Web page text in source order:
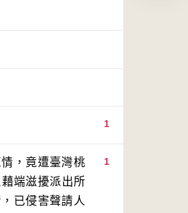
1
1
，竟遭臺灣桃
端滋擾派出所
已侵害聲請人